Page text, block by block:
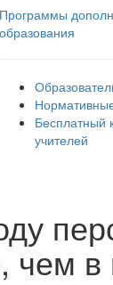
Программы
образования
Бесплатный
учителей
чем